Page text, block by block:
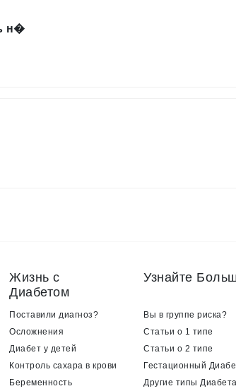
н�
Жизнь с
Диабетом
Поставили диагноз?
Осложнения
Диабет у детей
Контроль сахара в крови
Беременность
Узнайте
Вы в группе риска?
Статьи о 1 типе
Статьи о 2 типе
Гестационный
Другие типы Диабета